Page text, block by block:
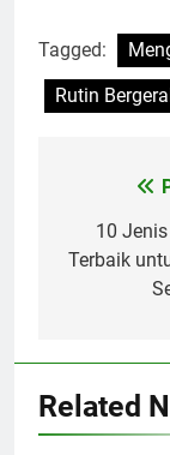
Tagged:
Rutin
pos10
Terbaik
Related